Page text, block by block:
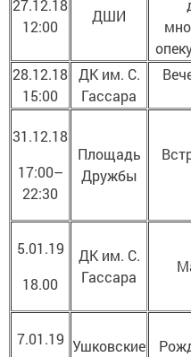
27.12.18
12:00
ДШИ
28.12.18
15:00
ДК им. С.
Гассара
31.12.18
17:00–
22:30
Площадь
Дружбы
5.01.19
18.00
ДК им. С.
Гассара
7.01.19 Ушковские